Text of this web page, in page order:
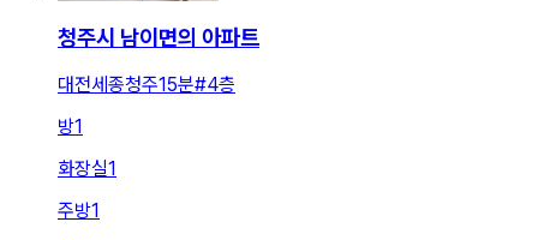
청주시 남이면의 아파트
대전세종청주15분#4층
방1
화장실1
주방1